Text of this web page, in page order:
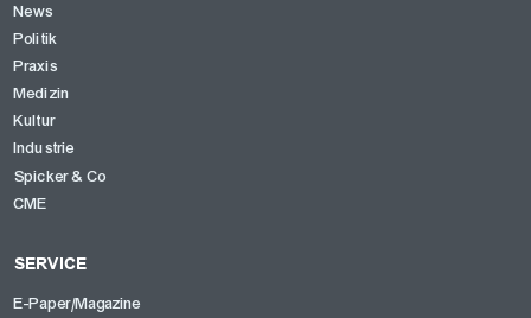
News
Politik
Praxis
Medizin
Kultur
Industrie
Spicker & Co
CME
SERVICE
E-Paper/Magazine